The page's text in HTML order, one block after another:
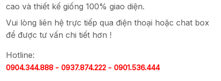
cao và thiết kế giống 100% giao diện.
Vui lòng liên hệ trực tiếp qua điện thoại hoặc chat box
để được tư vấn chi tiết hơn !
Hotline:
0904.344.888 - 0937.874.222 - 0901.536.444